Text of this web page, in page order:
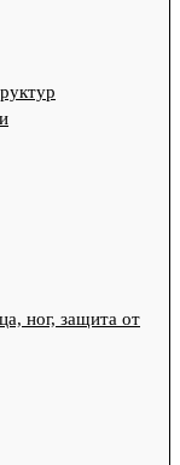
ног, защита от